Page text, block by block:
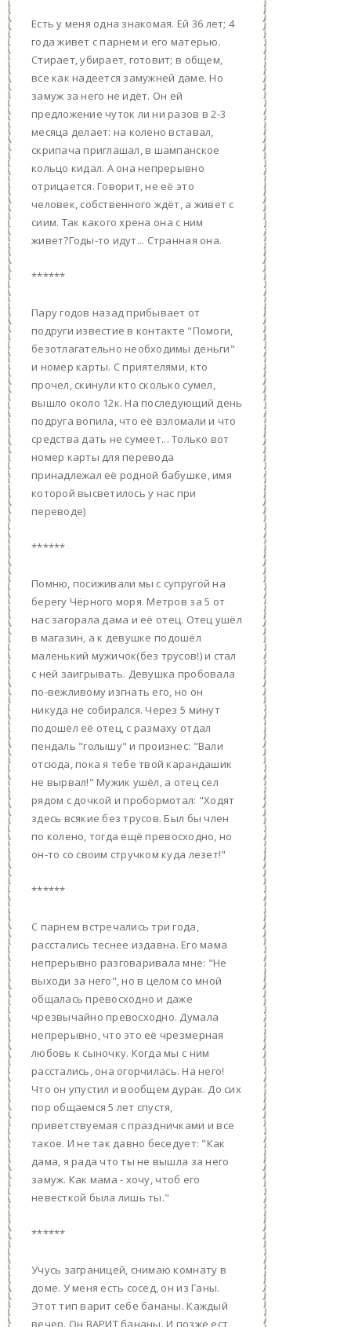
Есть у меня одна знакомая. Ей 36 лет; 4
года живет с парнем и его матерью.
Стирает, убирает, готовит; в общем,
все как надеется замужней даме. Но
замуж за него не идёт. Он ей
предложение чуток ли ни разов в 2-3
месяца делает: на колено вставал,
скрипача приглашал, в шампанское
кольцо кидал. А она непрерывно
отрицается. Говорит, не её это
человек, собственного ждёт, а живет с
сиим. Так какого хрена она с ним
живет?Годы-то идут... Странная она.
******
Пару годов назад прибывает от
подруги известие в контакте "Помоги,
безотлагательно необходимы деньги"
и номер карты. С приятелями, кто
прочел, скинули кто сколько сумел,
вышло около 12к. На последующий день
подруга вопила, что её взломали и что
средства дать не сумеет... Только вот
номер карты для перевода
принадлежал её родной бабушке, имя
которой высветилось у нас при
переводе)
******
Помню, посиживали мы с супругой на
берегу Чёрного моря. Метров за 5 от
нас загорала дама и её отец. Отец ушёл
в магазин, а к девушке подошёл
маленький мужичок(без трусов!) и стал
с ней заигрывать. Девушка пробовала
по-вежливому изгнать его, но он
никуда не собирался. Через 5 минут
подошёл её отец, с размаху отдал
пендаль "голышу" и произнес: "Вали
отсюда, пока я тебе твой карандашик
не вырвал!" Мужик ушёл, а отец сел
рядом с дочкой и пробормотал: "Ходят
здесь всякие без трусов. Был бы член
по колено, тогда ещё превосходно, но
он-то со своим стручком куда лезет!"
******
С парнем встречались три года,
расстались теснее издавна. Его мама
непрерывно разговаривала мне: "Не
выходи за него", но в целом со мной
общалась превосходно и даже
чрезвычайно превосходно. Думала
непрерывно, что это её чрезмерная
любовь к сыночку. Когда мы с ним
расстались, она огорчилась. На него!
Что он упустил и вообщем дурак. До сих
пор общаемся 5 лет спустя,
приветствуемая с праздничками и все
такое. И не так давно беседует: "Как
дама, я рада что ты не вышла за него
замуж. Как мама - хочу, чтоб его
невесткой была лишь ты."
******
Учусь заграницей, снимаю комнату в
доме. У меня есть сосед, он из Ганы.
Этот тип варит себе бананы. Каждый
вечер. Он ВАРИТ бананы. И позже ест,